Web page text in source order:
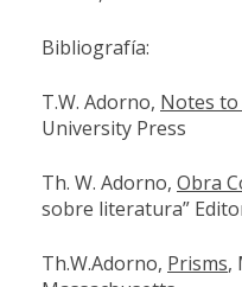
Bibliografía:
T.W. Adorno, Notes
University Press
Th. W. Adorno, Obra
sobre literatura”
Th.W.Adorno, Prisms,